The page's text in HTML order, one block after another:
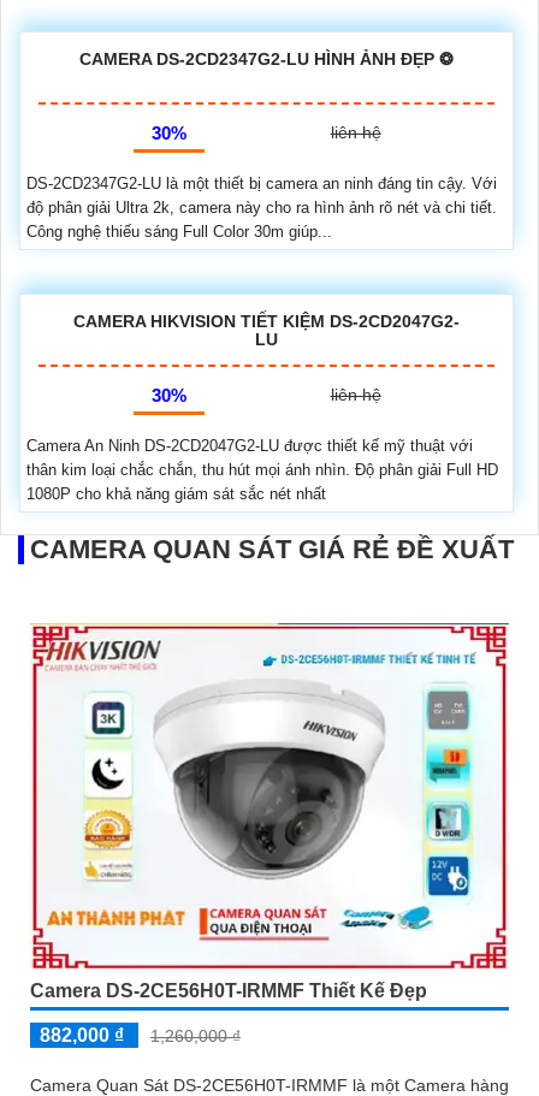
CAMERA DS-2CD2347G2-LU HÌNH ẢNH ĐẸP ❂
30% liên hệ
DS-2CD2347G2-LU là một thiết bị camera an ninh đáng tin cậy. Với
độ phân giải Ultra 2k, camera này cho ra hình ảnh rõ nét và chi tiết.
Công nghệ thiếu sáng Full Color 30m giúp...
CAMERA HIKVISION TIẾT KIỆM DS-2CD2047G2-
LU
30% liên hệ
Camera An Ninh DS-2CD2047G2-LU được thiết kế mỹ thuật với
thân kim loại chắc chắn, thu hút mọi ánh nhìn. Độ phân giải Full HD
1080P cho khả năng giám sát sắc nét nhất
CAMERA QUAN SÁT GIÁ RẺ ĐỀ XUẤT
Camera DS-2CE56H0T-IRMMF Thiết Kế Đẹp
882,000 ₫ 1,260,000 ₫
Camera Quan Sát DS-2CE56H0T-IRMMF là một Camera hàng